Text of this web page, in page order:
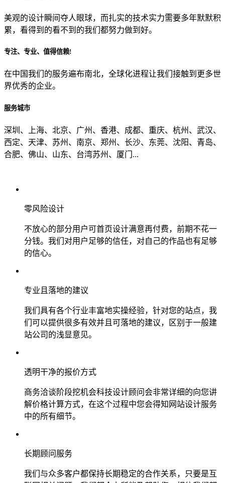
目前主要的营销渠道是？
美观的设计瞬间夺人眼球，而扎实的技术实力需要多年默默积
累，看得到的看不到的我们都努力做到好。
专注、专业、值得信赖!
在中国我们的服务遍布南北，全球化进程让我们接触到更多世
界优秀的企业。
服务城市
深圳、上海、北京、广州、香港、成都、重庆、杭州、武汉、
西定、天津、苏州、南京、郑州、长沙、东莞、沈阳、青岛、
合肥、佛山、山东、台湾苏州、厦门...
零风险设计
不放心的部分用户可首页设计满意再付费，前期不花一
分钱。我们对用户足够的信任，对自己的作品也有足够
的信心。
专业且落地的建议
我们具有各个行业丰富地实操经验，针对您的站点，我
们可以提供很多有效并且可落地的建议，区别于一般建
站公司的浅显意见。
透明干净的报价方式
商务洽谈阶段挖机会科技设计顾问会非常详细的向您讲
解价格计算方式，在这个过程中您会得知网站设计服务
中的所有细节。
长期顾问服务
我们与众多客户都保持长期稳定的合作关系，只要是互